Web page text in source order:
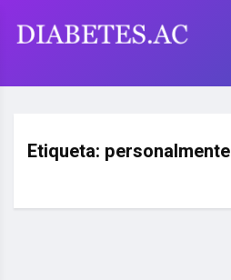
Etiqueta: personalmente